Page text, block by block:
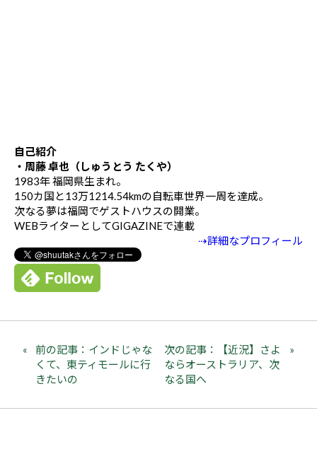
自己紹介
・周藤 卓也（しゅうとう たくや）
1983年 福岡県生まれ。
150カ国と13万1214.54kmの自転車世界一周を達成。
次なる夢は福岡でゲストハウスの開業。
WEBライターとしてGIGAZINEで連載
⇢詳細なプロフィール
前の記事：インドじゃな
くて、東ティモールに行
きたいの
次の記事：【近況】さよ
ならオーストラリア、次
なる国へ